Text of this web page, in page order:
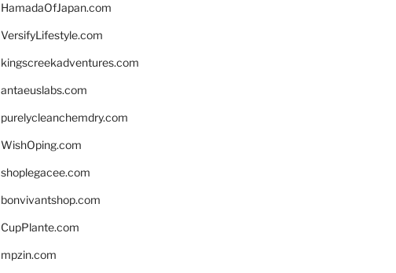
HamadaOfJapan.com
VersifyLifestyle.com
kingscreekadventures.com
antaeuslabs.com
purelycleanchemdry.com
WishOping.com
shoplegacee.com
bonvivantshop.com
CupPlante.com
mpzin.com